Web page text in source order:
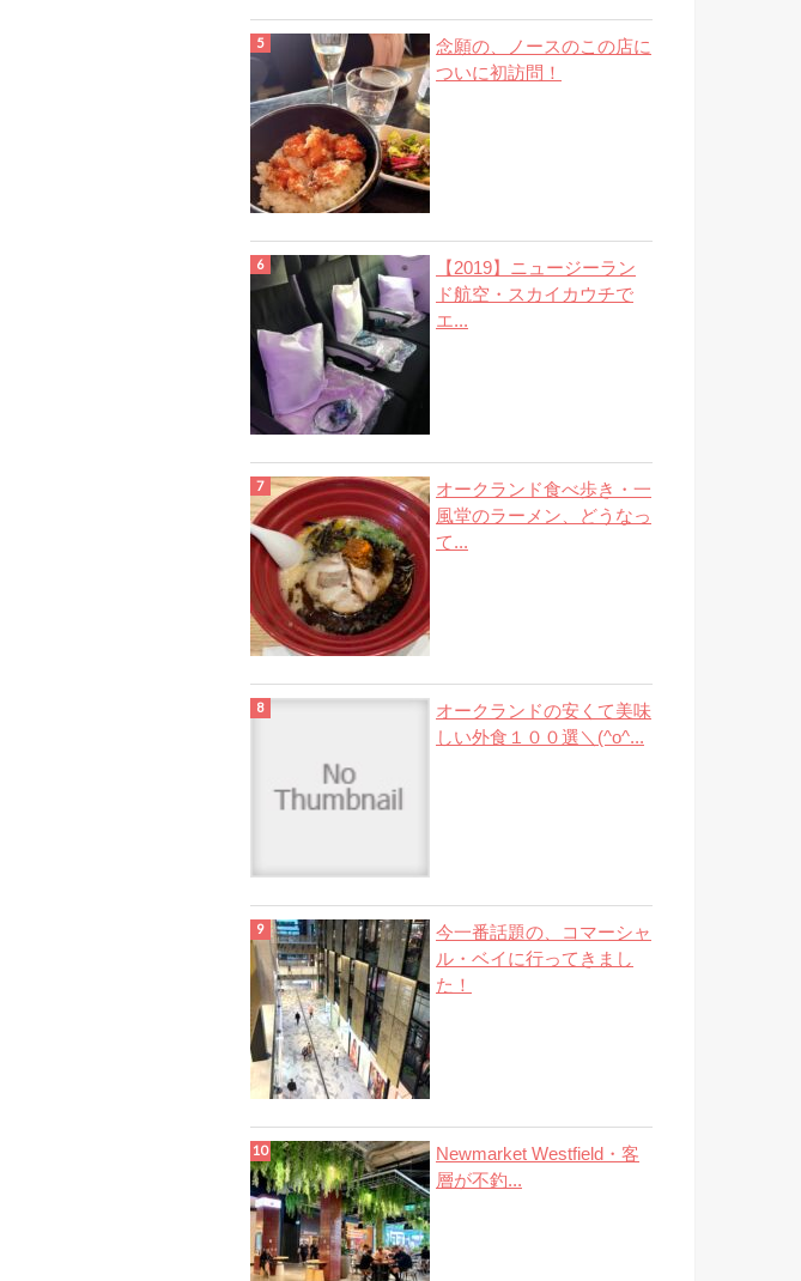
念願の、ノースのこの店に
ついに初訪問！
【2019】ニュージーラン
ド航空・スカイカウチで
エ...
オークランド食べ歩き・一
風堂のラーメン、どうなっ
て...
オークランドの安くて美味
しい外食１００選＼(^o^...
今一番話題の、コマーシャ
ル・ベイに行ってきまし
た！
Newmarket Westfield・客
層が不釣...